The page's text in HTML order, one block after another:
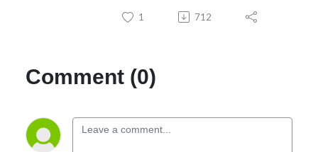
1 712
Comment (0)